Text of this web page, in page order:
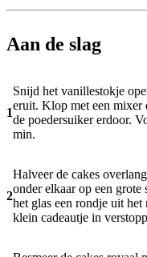
Aan de slag
1
Snijd het vanillestokje
eruit. Klop met een
de poedersuiker erdoor.
min.
2
Halveer de cakes
onder elkaar op een
het glas een rondje uit
klein cadeautje in